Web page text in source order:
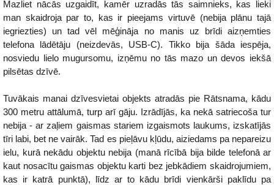
Mazliet nācās uzgaidīt, kamēr uzradās tās saimnieks, kas lieki
man skaidroja par to, kas ir pieejams virtuvē (nebija plānu tajā
iegriezties) un tad vēl mēģināja no manis uz brīdi aizņemties
telefona lādētāju (neizdevās, USB-C). Tikko bija šāda iespēja,
nosviedu lielo mugursomu, izņēmu no tās mazo un devos iekšā
pilsētas dzīvē.
Tuvākais manai dzīvesvietai objekts atradās pie Rātsnama, kādu
300 metru attālumā, turp arī gāju. Izrādījās, ka nekā satriecoša tur
nebija - ar zaļiem gaismas stariem izgaismots laukums, izskatījās
tīri labi, bet ne vairāk. Tad es pieļāvu kļūdu, aiziedams pa nepareizu
ielu, kurā nekādu objektu nebija (manā rīcībā bija bilde telefonā ar
kaut nosacītu gaismas objektu karti bez jebkādiem skaidrojumiem,
kas ir katrā punktā), līdz ar to kādu brīdi vienkārši paklīdu pa